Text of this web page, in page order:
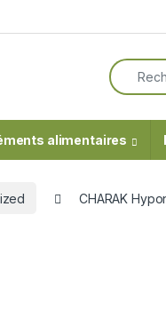
Search
alimentaires
CHARAK